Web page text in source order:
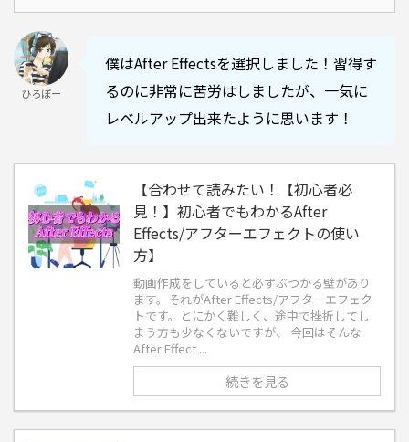
ひろぼー
僕はAfter Effectsを選択しました！習得す
るのに非常に苦労はしましたが、一気に
レベルアップ出来たように思います！
【合わせて読みたい！【初心者必
見！】初心者でもわかるAfter
Effects/アフターエフェクトの使い
方】
動画作成をしていると必ずぶつかる壁があり
ます。それがAfter Effects/アフターエフェク
トです。とにかく難しく、途中で挫折してし
まう方も少なくないですが、 今回はそんな
After Effect ...
続きを見る